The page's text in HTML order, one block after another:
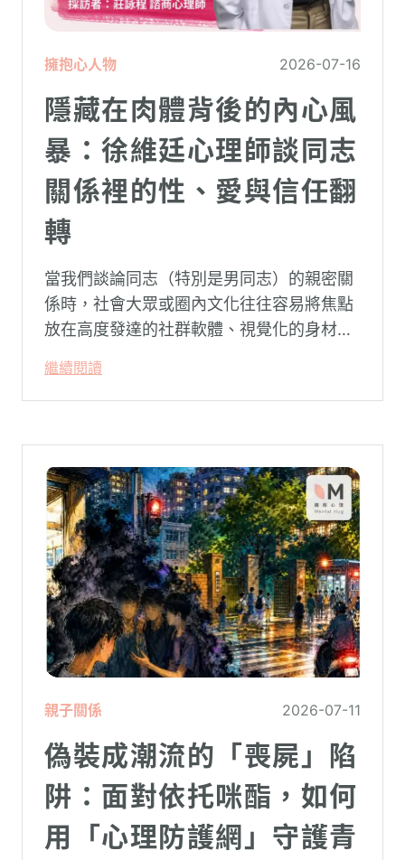
擁抱心人物 2026-07-16
隱藏在肉體背後的內心風
暴：徐維廷心理師談同志
關係裡的性、愛與信任翻
轉
當我們談論同志（特別是男同志）的親密關
係時，社會大眾或圈內文化往往容易將焦點
放在高度發達的社群軟體、視覺化的身材資
砲文化的普及度上。
繼續閱讀
親子關係 2026-07-11
偽裝成潮流的「喪屍」陷
阱：面對依托咪酯，如何
用「心理防護網」守護青